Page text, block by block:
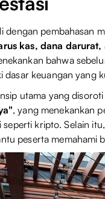
dengan pembahasan
kas, dana
bahwa
dasar keuangan yang
utama yang
, yang menekankan
seperti kripto. Selain
peserta memahami